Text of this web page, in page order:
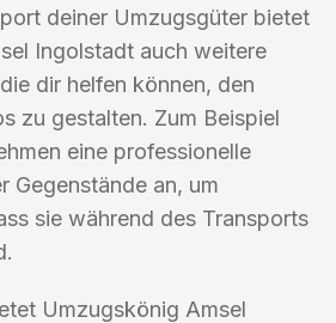
deiner Umzugsgüter bietet
Ingolstadt auch weitere
dir helfen können, den
zu gestalten. Zum Beispiel
eine professionelle
Gegenstände an, um
sie während des Transports
Umzugskönig Amsel